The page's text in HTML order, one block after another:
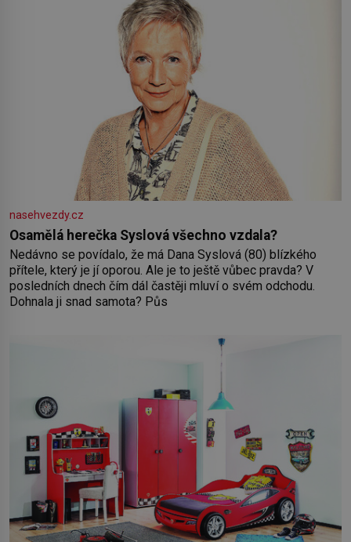
nasehvezdy.cz
Osamělá herečka Syslová všechno vzdala?
Nedávno se povídalo, že má Dana Syslová (80) blízkého
přítele, který je jí oporou. Ale je to ještě vůbec pravda? V
posledních dnech čím dál častěji mluví o svém odchodu.
Dohnala ji snad samota? Půs